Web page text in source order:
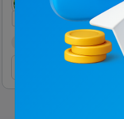
Кулинария
Цена рекламы
520 ₴